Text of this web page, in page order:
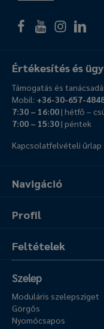
Navigáció
Profil
Feltételek
Értékesítés és
Támogatás és
Mobil: +36-30-657-
7:30 – 16:00| hétfő –
7:00 – 15:30| péntek
Kapcsolatfelvételi űrlap
Szelep
Moduláris szelepsziget
Görgős
Nyomócsapos